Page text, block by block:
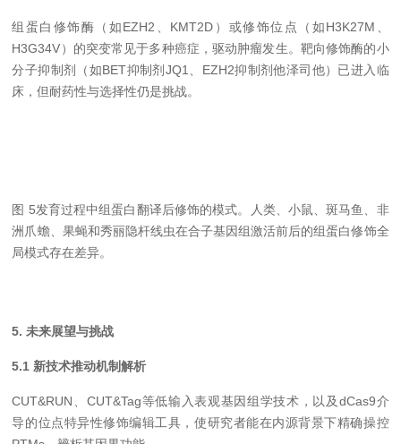
组蛋白修饰酶（如EZH2、KMT2D）或修饰位点（如H3K27M、
H3G34V）的突变常见于多种癌症，驱动肿瘤发生。靶向修饰酶的小
分子抑制剂（如BET抑制剂JQ1、EZH2抑制剂他泽司他）已进入临
床，但耐药性与选择性仍是挑战。
图 5发育过程中组蛋白翻译后修饰的模式。人类、小鼠、斑马鱼、非
洲爪蟾、果蝇和秀丽隐杆线虫在合子基因组激活前后的组蛋白修饰全
局模式存在差异。
5. 未来展望与挑战
5.1 新技术推动机制解析
CUT&RUN、CUT&Tag等低输入表观基因组学技术，以及dCas9介
导的位点特异性修饰编辑工具，使研究者能在内源背景下精确操控